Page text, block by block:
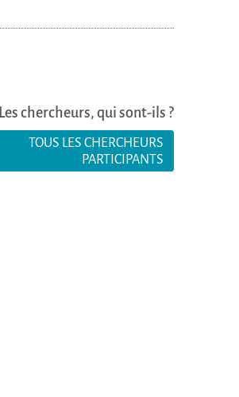
Les chercheurs, qui sont-ils ?
TOUS LES CHERCHEURS
PARTICIPANTS